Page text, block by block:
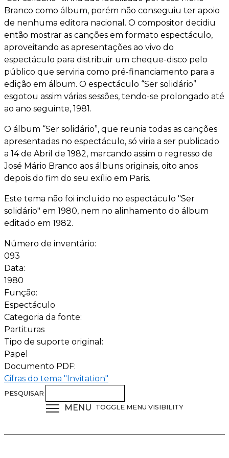
Branco como álbum, porém não conseguiu ter apoio
de nenhuma editora nacional. O compositor decidiu
então mostrar as canções em formato espectáculo,
aproveitando as apresentações ao vivo do
espectáculo para distribuir um cheque-disco pelo
público que serviria como pré-financiamento para a
edição em álbum. O espectáculo “Ser solidário”
esgotou assim várias sessões, tendo-se prolongado até
ao ano seguinte, 1981.
O álbum “Ser solidário”, que reunia todas as canções
apresentadas no espectáculo, só viria a ser publicado
a 14 de Abril de 1982, marcando assim o regresso de
José Mário Branco aos álbuns originais, oito anos
depois do fim do seu exílio em Paris.
Este tema não foi incluído no espectáculo "Ser
solidário" em 1980, nem no alinhamento do álbum
editado em 1982.
Número de inventário:
093
Data:
1980
Função:
Espectáculo
Categoria da fonte:
Partituras
Tipo de suporte original:
Papel
Documento PDF:
Cifras do tema "Invitation"
PESQUISAR
MENU TOGGLE MENU VISIBILITY